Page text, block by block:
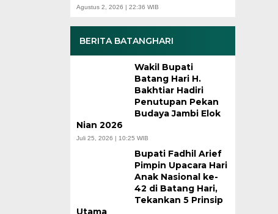
Agustus 2, 2026 | 22:36 WIB
BERITA BATANGHARI
Wakil Bupati
Batang Hari H.
Bakhtiar Hadiri
Penutupan Pekan
Budaya Jambi Elok
Nian 2026
Juli 25, 2026 | 10:25 WIB
Bupati Fadhil Arief
Pimpin Upacara Hari
Anak Nasional ke-
42 di Batang Hari,
Tekankan 5 Prinsip
Utama